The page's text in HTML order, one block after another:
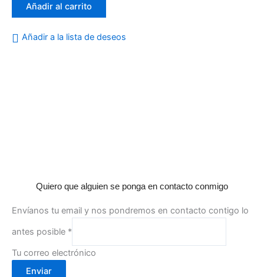
Añadir al carrito
Añadir a la lista de deseos
Quiero que alguien se ponga en contacto conmigo
Envíanos tu email y nos pondremos en contacto contigo lo
antes posible *
Tu correo electrónico
Enviar